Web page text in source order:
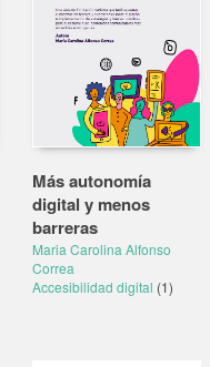
Más autonomía
digital y menos
barreras
Maria Carolina Alfonso
Correa
Accesibilidad digital (1)